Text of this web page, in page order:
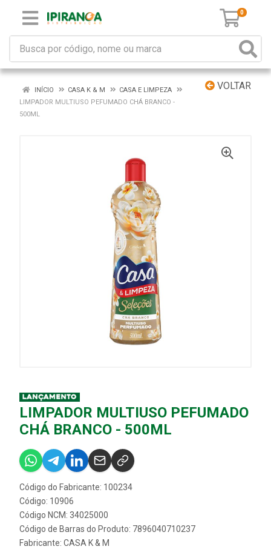
0
VOLTAR
INÍCIO CASA K & M
CASA E LIMPEZA
LIMPADOR MULTIUSO PEFUMADO CHÁ BRANCO -
500ML
LIMPADOR MULTIUSO PEFUMADO
CHÁ BRANCO - 500ML
Código do Fabricante: 100234
Código: 10906
Código NCM: 34025000
Código de Barras do Produto: 7896040710237
Fabricante: CASA K & M